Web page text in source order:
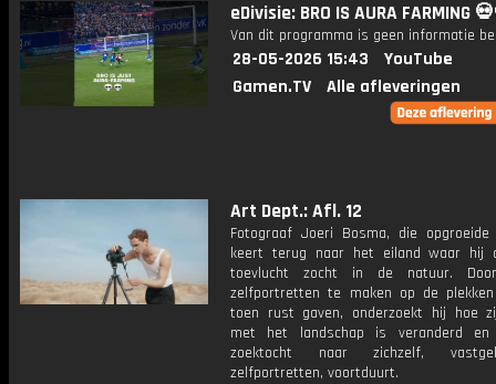
eDivisie: BRO IS AURA FARMING
Van dit programma is geen informatie
28-05-2026 15:43
YouTube
Gamen.TV
Alle afleveringen
Art Dept.: Afl. 12
Fotograaf Joeri Bosma, die opgroeide
keert terug naar het eiland waar hij
toevlucht zocht in de natuur.
zelfportretten te maken op de
toen rust gaven, onderzoekt hij hoe
met het landschap is veranderd
zoektocht naar zichzelf,
zelfportretten, voortduurt.